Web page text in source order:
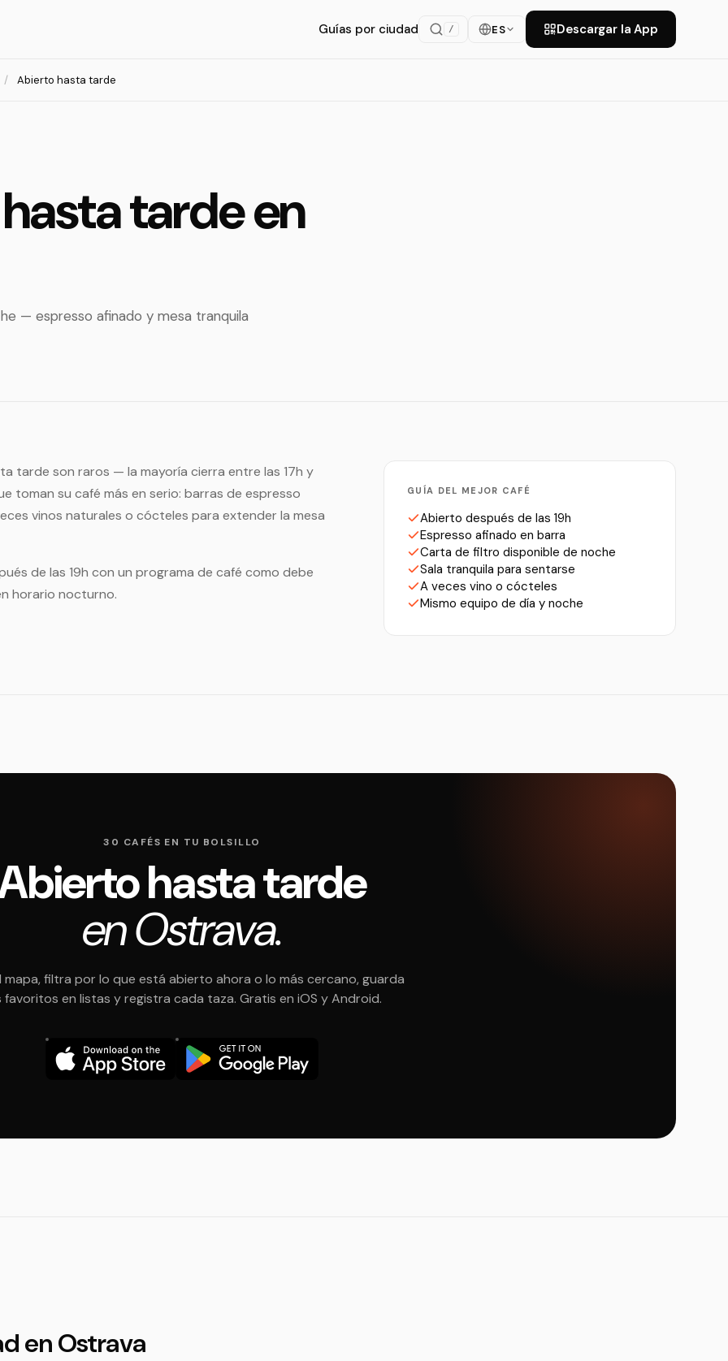
Guías por ciudad / ES Descargar la App
/ Abierto hasta tarde
tarde en
— espresso afinado y mesa tranquila
tarde son raros — la mayoría cierra entre las 17h y
toman su café más en serio: barras de espresso
vinos naturales o cócteles para extender la mesa
de las 19h con un programa de café como debe
horario nocturno.
GUÍA DEL MEJOR CAFÉ
Abierto después de las 19h
Espresso afinado en barra
Carta de filtro disponible de noche
Sala tranquila para sentarse
A veces vino o cócteles
Mismo equipo de día y noche
30 CAFÉS EN TU BOLSILLO
hasta tarde
en Ostrava.
mapa, filtra por lo que está abierto ahora o lo más cercano, guarda
favoritos en listas y registra cada taza. Gratis en iOS y Android.
en Ostrava